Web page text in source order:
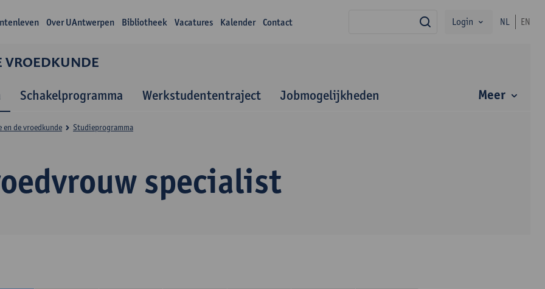
Over UAntwerpen Bibliotheek Vacatures Kalender Contact zoekLogin NL EN
VROEDKUNDE
Schakelprogramma Werkstudententraject Jobmogelijkheden Meer
specialist
en de vroedkunde Studieprogramma